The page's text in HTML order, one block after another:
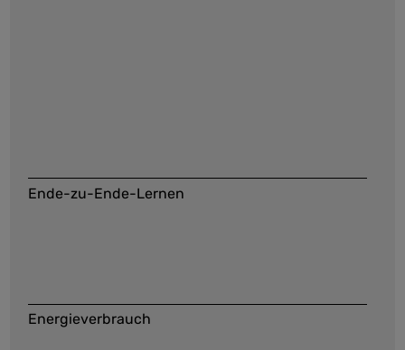
Ende-zu-Ende-Lernen
Energieverbrauch